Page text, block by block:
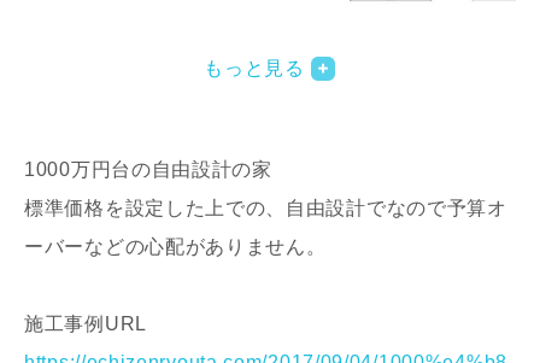
もっと見る
1000万円台の自由設計の家
標準価格を設定した上での、自由設計でなので予算オ
ーバーなどの心配がありません。
施工事例URL